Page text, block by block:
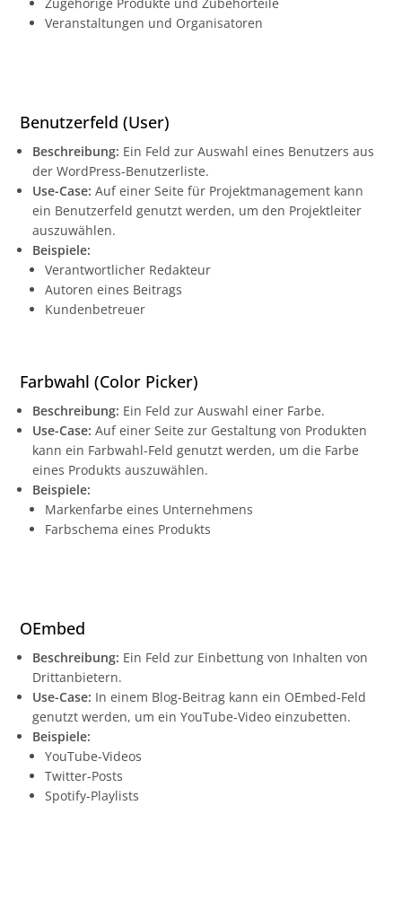
Veranstaltungen und Organisatoren
Benutzerfeld (User)
Beschreibung: Ein Feld zur Auswahl eines Benutzers aus
der WordPress-Benutzerliste.
Use-Case: Auf einer Seite für Projektmanagement kann
ein Benutzerfeld genutzt werden, um den Projektleiter
auszuwählen.
Beispiele:
Verantwortlicher Redakteur
Autoren eines Beitrags
Kundenbetreuer
Farbwahl (Color Picker)
Beschreibung: Ein Feld zur Auswahl einer Farbe.
Use-Case: Auf einer Seite zur Gestaltung von Produkten
kann ein Farbwahl-Feld genutzt werden, um die Farbe
eines Produkts auszuwählen.
Beispiele:
Markenfarbe eines Unternehmens
Farbschema eines Produkts
OEmbed
Beschreibung: Ein Feld zur Einbettung von Inhalten von
Drittanbietern.
Use-Case: In einem Blog-Beitrag kann ein OEmbed-Feld
genutzt werden, um ein YouTube-Video einzubetten.
Beispiele:
YouTube-Videos
Twitter-Posts
Spotify-Playlists